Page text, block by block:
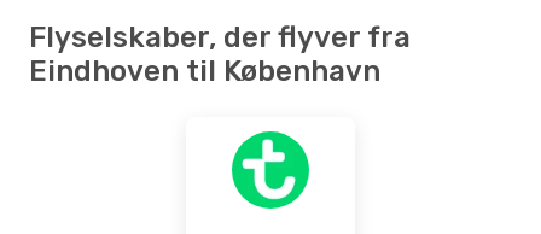
Flyselskaber, der flyver fra
Eindhoven til København